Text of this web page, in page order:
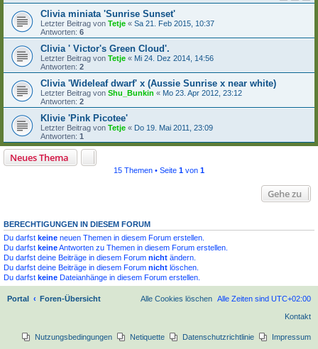
Clivia miniata 'Sunrise Sunset'
Letzter Beitrag von Tetje « Sa 21. Feb 2015, 10:37
Antworten: 6
Clivia ' Victor's Green Cloud'.
Letzter Beitrag von Tetje « Mi 24. Dez 2014, 14:56
Antworten: 2
Clivia 'Wideleaf dwarf' x (Aussie Sunrise x near white)
Letzter Beitrag von Shu_Bunkin « Mo 23. Apr 2012, 23:12
Antworten: 2
Klivie 'Pink Picotee'
Letzter Beitrag von Tetje « Do 19. Mai 2011, 23:09
Antworten: 1
Neues Thema
15 Themen • Seite 1 von 1
Gehe zu
BERECHTIGUNGEN IN DIESEM FORUM
Du darfst keine neuen Themen in diesem Forum erstellen.
Du darfst keineAntworten zu Themen in diesem Forum erstellen.
Du darfst deine Beiträge in diesem Forum nicht ändern.
Du darfst deine Beiträge in diesem Forum nicht löschen.
Du darfst keine Dateianhänge in diesem Forum erstellen.
Portal Foren-Übersicht Alle Zeiten sind UTC+02:00
Alle Cookies löschen
Kontakt
Impressum
Datenschutzrichtlinie
Netiquette
Nutzungsbedingungen